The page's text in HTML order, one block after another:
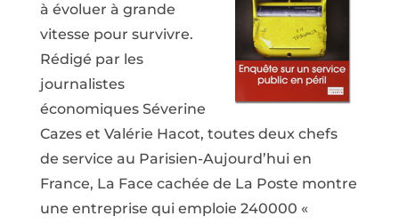
à évoluer à grande
vitesse pour survivre.
Rédigé par les
journalistes
économiques Séverine
Cazes et Valérie Hacot, toutes deux chefs
de service au Parisien-Aujourd’hui en
France, La Face cachée de La Poste montre
une entreprise qui emploie 240000 «